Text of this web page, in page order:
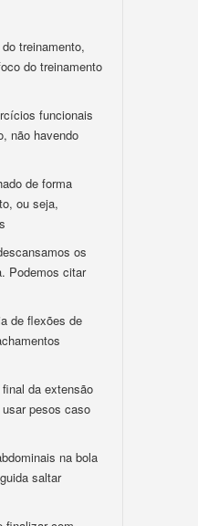
treinamento,
do treinamento
funcionais
não havendo
de forma
ou seja,
os
Podemos citar
de flexões de
da extensão
pesos caso
na bola
saltar